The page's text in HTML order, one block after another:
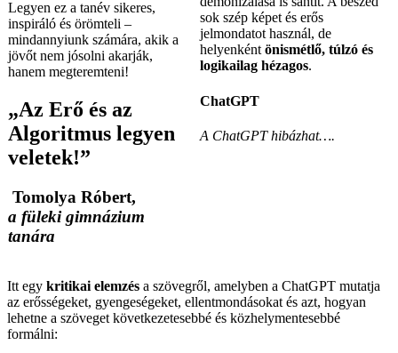
Legyen ez a tanév sikeres,
inspiráló és örömteli –
mindannyiunk számára, akik a
jövőt nem jósolni akarják,
hanem megteremteni!
„Az Erő és az
Algoritmus legyen
veletek!”
Tomolya Róbert,
a füleki gimnázium
tanára
sok szép képet és erős
jelmondatot használ, de
helyenként önismétlő, túlzó és
logikailag hézagos.
ChatGPT
A ChatGPT hibázhat….
Itt egy kritikai elemzés a szövegről, amelyben a ChatGPT mutatja
az erősségeket, gyengeségeket, ellentmondásokat és azt, hogyan
lehetne a szöveget következetesebbé és közhelymentesebbé
formálni: